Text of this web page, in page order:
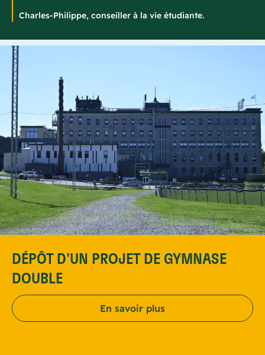
Charles-Philippe, conseiller à la vie étudiante.
DÉPÔT D'UN PROJET DE GYMNASE
DOUBLE
En savoir plus